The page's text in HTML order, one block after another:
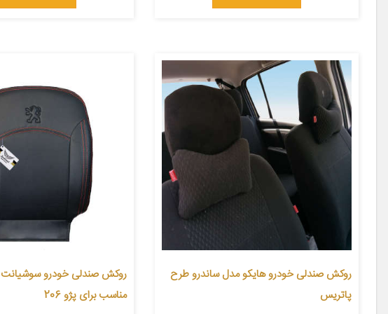
روکش صندلی خودرو هایکو مدل ساندرو طرح
پاتریس
مناسب برای پژو 206